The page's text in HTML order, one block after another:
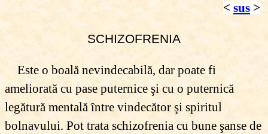
< sus >
SCHIZOFRENIA
Este o boală nevindecabilă, dar poate fi
ameliorată cu pase puternice şi cu o puternică
legătură mentală între vindecător şi spiritul
bolnavului. Pot trata schizofrenia cu bune şanse de